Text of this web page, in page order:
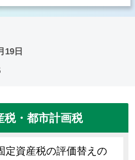
19日
税・都市計画税
定資産税の評価替えの